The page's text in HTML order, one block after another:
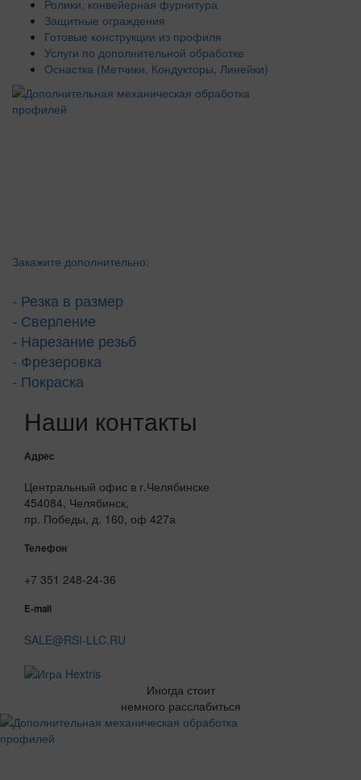
Ролики, конвейерная фурнитура
Защитные ограждения
Готовые конструкции из профиля
Услуги по дополнительной обработке
Оснастка (Метчики, Кондукторы, Линейки)
Закажите дополнительно:
- Резка в размер
- Сверление
- Нарезание резьб
- Фрезеровка
- Покраска
Наши контакты
Адрес
Центральный офис в г.Челябинске
454084, Челябинск,
пр. Победы, д. 160, оф 427а
Телефон
+7 351 248-24-36
E-mail
SALE@RSI-LLC.RU
Иногда стоит
немного расслабиться